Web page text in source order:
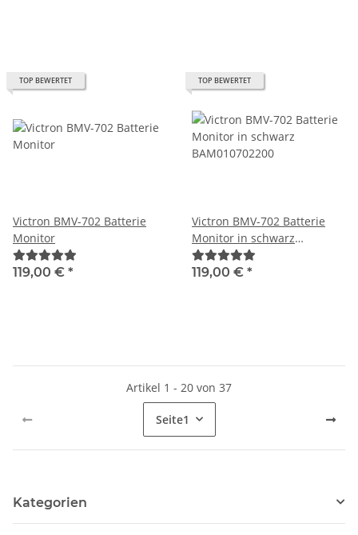
TOP BEWERTET
Victron BMV-702 Batterie
Monitor
119,00 € *
TOP BEWERTET
Victron BMV-702 Batterie
Monitor in schwarz
BAM010702200
119,00 € *
Artikel 1 - 20 von 37
Seite1
Kategorien